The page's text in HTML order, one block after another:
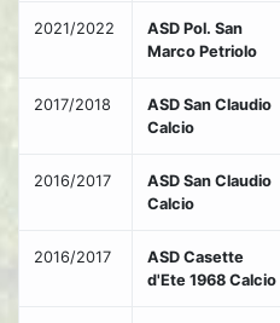
2021/2022
ASD Pol. San
Marco Petriolo
2017/2018
ASD San Claudio
Calcio
2016/2017
ASD San Claudio
Calcio
2016/2017
ASD Casette
d'Ete 1968 Calcio